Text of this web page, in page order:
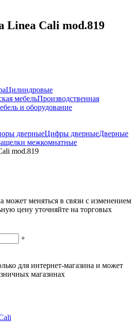
Linea Cali mod.819
Цилиндровые
мебельПроизводственная
и оборудование
дверныеЦифры дверныеДверные
межкомнатные
mod.819
может меняться в связи с изменением
цену уточняйте на торговых
+
для интернет-магазина и может
магазинах